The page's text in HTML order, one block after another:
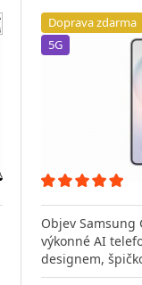
porovnání
Doprava zdarma
5G
Objev Samsung
výkonné AI
designem,